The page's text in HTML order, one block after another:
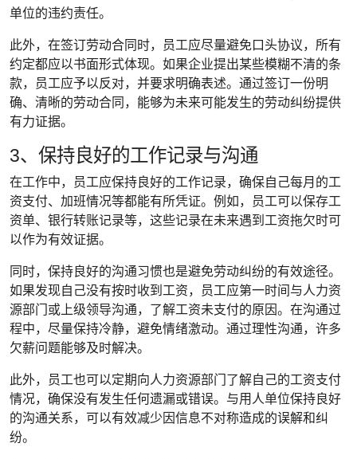
单位的违约责任。
此外，在签订劳动合同时，员工应尽量避免口头协议，所有
约定都应以书面形式体现。如果企业提出某些模糊不清的条
款，员工应予以反对，并要求明确表述。通过签订一份明
确、清晰的劳动合同，能够为未来可能发生的劳动纠纷提供
有力证据。
3、保持良好的工作记录与沟通
在工作中，员工应保持良好的工作记录，确保自己每月的工
资支付、加班情况等都能有所凭证。例如，员工可以保存工
资单、银行转账记录等，这些记录在未来遇到工资拖欠时可
以作为有效证据。
同时，保持良好的沟通习惯也是避免劳动纠纷的有效途径。
如果发现自己没有按时收到工资，员工应第一时间与人力资
源部门或上级领导沟通，了解工资未支付的原因。在沟通过
程中，尽量保持冷静，避免情绪激动。通过理性沟通，许多
欠薪问题能够及时解决。
此外，员工也可以定期向人力资源部门了解自己的工资支付
情况，确保没有发生任何遗漏或错误。与用人单位保持良好
的沟通关系，可以有效减少因信息不对称造成的误解和纠
纷。